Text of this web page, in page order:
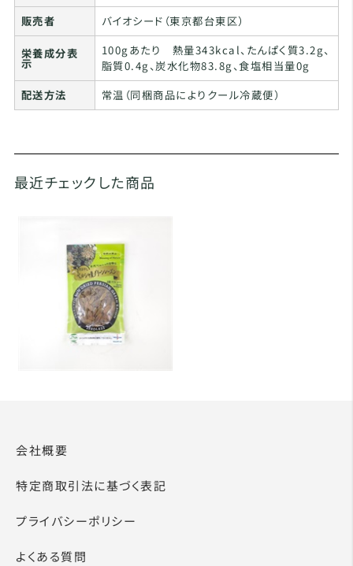
販売者
バイオシード（東京都台東区）
栄養成分表
示
100gあたり 熱量343kcal、たんぱく質3.2g、
脂質0.4g、炭水化物83.8g、食塩相当量0g
配送方法
常温（同梱商品によりクール冷蔵便）
最近チェックした商品
会社概要
特定商取引法に基づく表記
プライバシーポリシー
よくある質問